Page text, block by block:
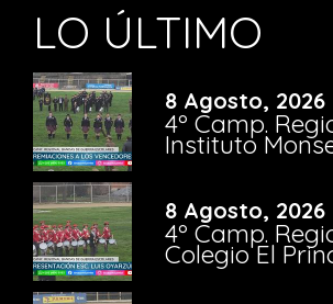
LO ÚLTIMO
8 Agosto, 2026
4º Camp.
Instituto
8 Agosto, 2026
4º Camp.
Colegio El